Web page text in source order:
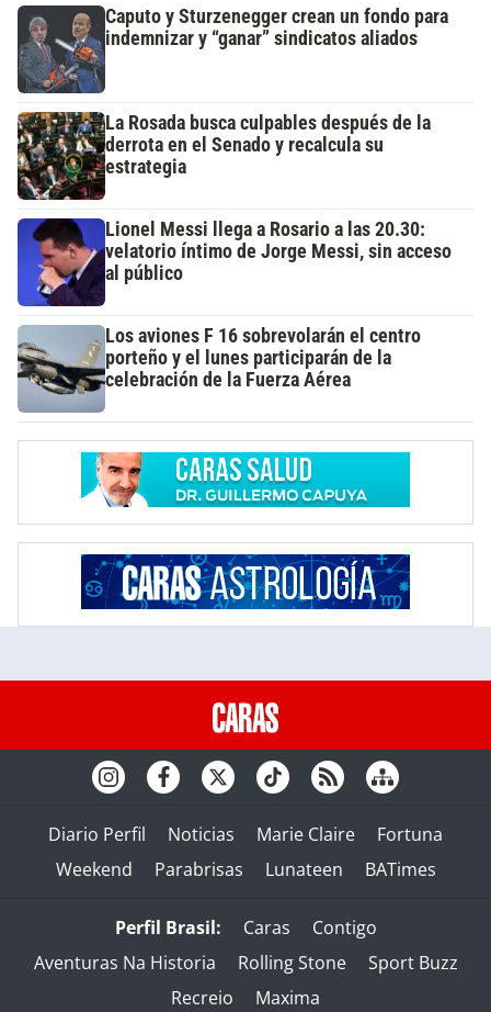
Caputo y Sturzenegger crean un fondo para
indemnizar y “ganar” sindicatos aliados
La Rosada busca culpables después de la
derrota en el Senado y recalcula su
estrategia
Lionel Messi llega a Rosario a las 20.30:
velatorio íntimo de Jorge Messi, sin acceso
al público
Los aviones F 16 sobrevolarán el centro
porteño y el lunes participarán de la
celebración de la Fuerza Aérea
Diario Perfil Noticias Marie Claire
Fortuna
Weekend
Parabrisas Lunateen BATimes
Perfil Brasil: Caras
Contigo
Aventuras Na Historia
Rolling Stone
Sport Buzz
Recreio
Maxima